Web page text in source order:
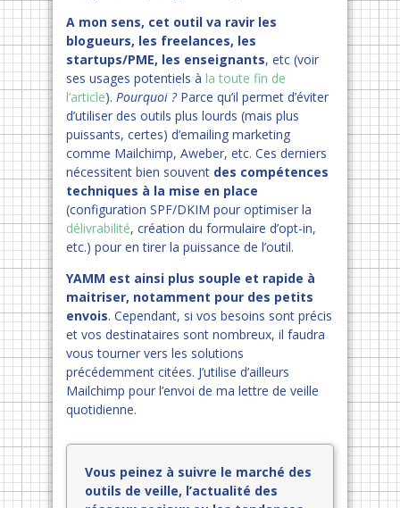
A mon sens, cet outil va ravir les
blogueurs, les freelances, les
startups/PME, les enseignants, etc (voir
ses usages potentiels à la toute fin de
l’article). Pourquoi ?Parce qu’il permet d’éviter
d’utiliser des outils plus lourds (mais plus
puissants, certes) d’emailing marketing
comme Mailchimp, Aweber, etc. Ces derniers
nécessitent bien souvent des compétences
techniques à la mise en place
(configuration SPF/DKIM pour optimiser la
délivrabilité, création du formulaire d’opt-in,
etc.) pour en tirer la puissance de l’outil.
YAMM est ainsi plus souple et rapide à
maitriser, notamment pour des petits
envois. Cependant, si vos besoins sont précis
et vos destinataires sont nombreux, il faudra
vous tourner vers les solutions
précédemment citées. J’utilise d’ailleurs
Mailchimp pour l’envoi de ma lettre de veille
quotidienne.
Vous peinez à suivre le marché des
outils de veille, l’actualité des